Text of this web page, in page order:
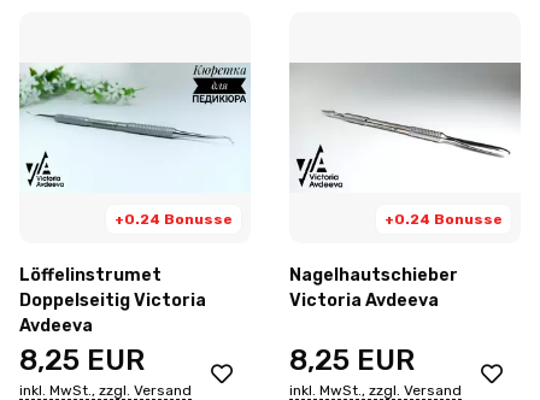
+0.24 Bonusse
Löffelinstrumet
Doppelseitig Victoria
Avdeeva
8,25 EUR
inkl. MwSt., zzgl. Versand
+0.24 Bonusse
Nagelhautschieber
Victoria Avdeeva
8,25 EUR
inkl. MwSt., zzgl. Versand